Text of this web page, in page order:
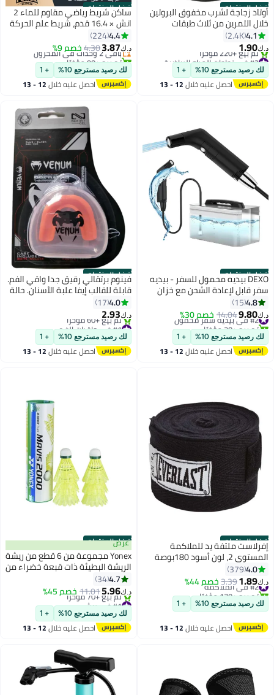
أفضل المنتجات
أوتاد زجاجة لشرب مخفوق البروتين
خلال التمرين من ثلاث طبقات
500ملليلتر4.1
2.4K
د.ك‏1.90
#2 في زجاجات المياه الرياضية
بتخلّص بسرعة
تم بيع +220 مؤخرًا
#2 في زجاجات المياه الرياضية
لك رصيد مسترجع 10% + 1
احصل عليه خلال 12 - 13
أفضل المنتجات ساكن شريط رياضي مقاوم للماء 2
انش × 16.4 قدم، شريط علم الحركة
شريط رياضي مرن لتخفيف آلام
العضلات، شريط للركبة لصالة الألعاب
الرياضية والجري والتنس والسباحة
وكرة القدم (أسود، البيج، وردي،
أزرق)
4.4
224
د.ك‏3.87
4.30خصم 9%
#1 في شريط كينيسيو
أقل سعر في 30 يوم
باقي 2 وحدات في المخزون
تم بيع +90 مؤخرًا
#1 في شريط كينيسيو
لك رصيد مسترجع 10% + 1
احصل عليه خلال 12 - 13
أفضل المنتجاتDEXO بيديه محمول للسفر - بيديه
سفر قابل لإعادة الشحن مع خزان
مياه - بخاخ بيديه يدوي إسلامي
للاستخدام في المرحاض والتخييم
والمشي لمسافات طويلة والأنشطة
الخارجية - صغير الحجم وخفيف الوزن
وسهل الحمل وصحي
4.8
15
د.ك‏9.80
14.04خصم 30% #2 في بيديه سفر محمول
تم بيع +20 مؤخرًا
#2 في بيديه سفر محمول
لك رصيد مسترجع 10% + 1
احصل عليه خلال 12 - 13
أفضل المنتجات
فينوم برتقالي رقيق جدا واقي الفم.
قابلة للقالب إيفا علبة الأسنان. حالة
تخزين حصرية. لكرة السلة / كرة
القدم / MMA
4.0
17
د.ك‏2.93
#1 في واقيات الفم
بتخلّص بسرعة
تم بيع +60 مؤخرًا
#1 في واقيات الفم
لك رصيد مسترجع 10% + 1
احصل عليه خلال 12 - 13
أفضل المنتجات
إفرلاست ملتفة يد للملاكمة
المستوى 2، لون أسود 180بوصة
4.0
379
د.ك‏1.89
3.39خصم 44% #2 في الملاكمة
تم بيع +170 مؤخرًا
#2 في الملاكمة
لك رصيد مسترجع 10% + 1
احصل عليه خلال 12 - 13
أفضل المنتجات
عرض
Yonex مجموعة من 6 قطع من ريشة
الريشة البطيئة ذات قبعة خضراء من
يونكس مافيس 2000، باللون الأصفر
4.7
34
د.ك‏5.96
11.01خصم 45%
#1 في ريش
أقل سعر في 7 يوم
تم بيع +70 مؤخرًا
#1 في ريش
لك رصيد مسترجع 10% + 1
احصل عليه خلال 12 - 13